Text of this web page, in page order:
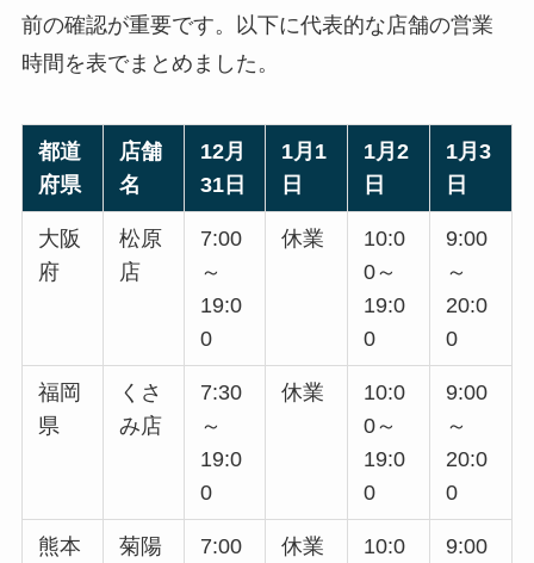
前の確認が重要です。以下に代表的な店舗の営業
時間を表でまとめました。
都道
府県
店舗
名
12月
31日
1月1
日
1月2
日
1月3
日
大阪
府
松原
店
7:00
～
19:0
0
休業
10:0
0～
19:0
0
9:00
～
20:0
0
福岡
県
くさ
み店
7:30
～
19:0
0
休業
10:0
0～
19:0
0
9:00
～
20:0
0
熊本
菊陽
7:00
休業
10:0
9:00